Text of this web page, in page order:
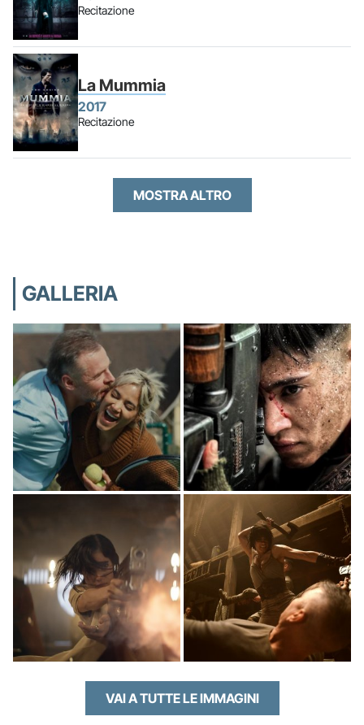
Recitazione
La Mummia
2017
Recitazione
MOSTRA ALTRO
GALLERIA
VAI A TUTTE LE IMMAGINI